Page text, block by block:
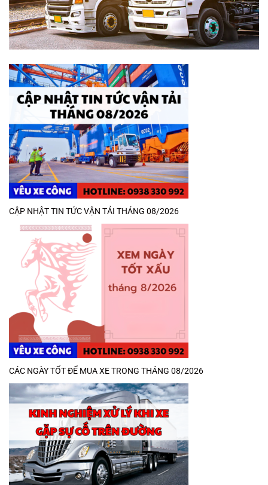
CẬP NHẬT TIN TỨC VẬN TẢI THÁNG 08/2026
CÁC NGÀY TỐT ĐỂ MUA XE TRONG THÁNG 08/2026